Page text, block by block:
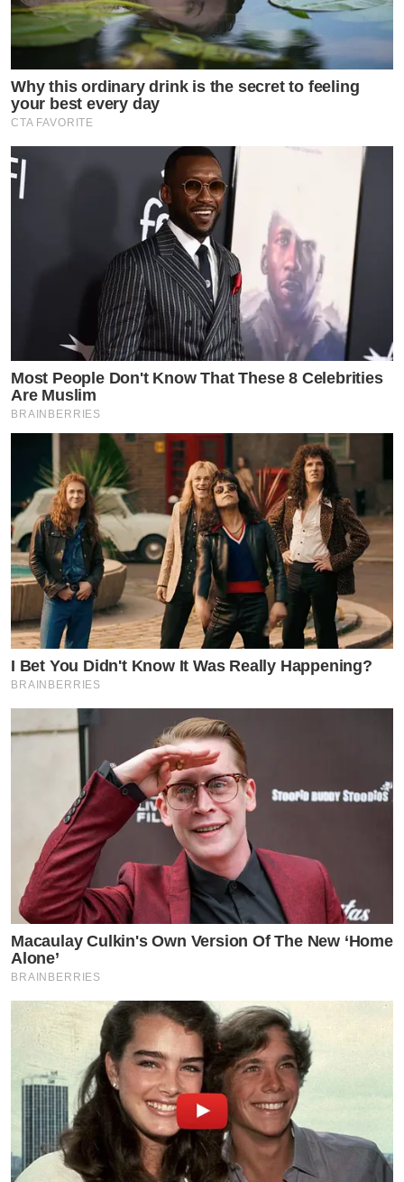
Why this ordinary drink is the secret to feeling
your best every day
CTA FAVORITE
Most People Don't Know That These 8 Celebrities
Are Muslim
BRAINBERRIES
I Bet You Didn't Know It Was Really Happening?
BRAINBERRIES
Macaulay Culkin's Own Version Of The New ‘Home
Alone’
BRAINBERRIES